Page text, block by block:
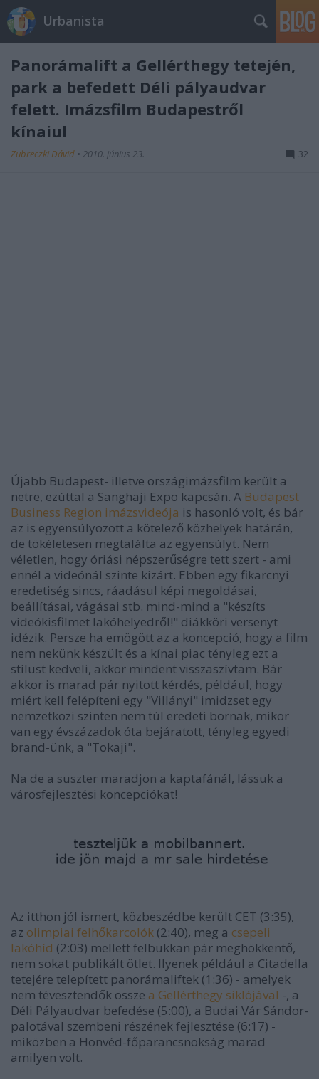
Urbanista
Panorámalift a Gellérthegy tetején,
park a befedett Déli pályaudvar
felett. Imázsfilm Budapestről
kínaiul
Zubreczki Dávid • 2010. június 23. 32
Újabb Budapest- illetve országimázsfilm került a
netre, ezúttal a Sanghaji Expo kapcsán. A Budapest
Business Region imázsvideója is hasonló volt, és bár
az is egyensúlyozott a kötelező közhelyek határán,
de tökéletesen megtalálta az egyensúlyt. Nem
véletlen, hogy óriási népszerűségre tett szert - ami
ennél a videónál szinte kizárt. Ebben egy fikarcnyi
eredetiség sincs, ráadásul képi megoldásai,
beállításai, vágásai stb. mind-mind a "készíts
videókisfilmet lakóhelyedről!" diákköri versenyt
idézik. Persze ha emögött az a koncepció, hogy a film
nem nekünk készült és a kínai piac tényleg ezt a
stílust kedveli, akkor mindent visszaszívtam. Bár
akkor is marad pár nyitott kérdés, például, hogy
miért kell felépíteni egy "Villányi" imidzset egy
nemzetközi szinten nem túl eredeti bornak, mikor
van egy évszázadok óta bejáratott, tényleg egyedi
brand-ünk, a "Tokaji".
Na de a suszter maradjon a kaptafánál, lássuk a
városfejlesztési koncepciókat!
Az itthon jól ismert, közbeszédbe került CET (3:35),
az olimpiai felhőkarcolók (2:40), meg a csepeli
lakóhíd (2:03) mellett felbukkan pár meghökkentő,
nem sokat publikált ötlet. Ilyenek például a Citadella
tetejére telepített panorámaliftek (1:36) - amelyek
nem tévesztendők össze a Gellérthegy siklójával -, a
Déli Pályaudvar befedése (5:00), a Budai Vár Sándor-
palotával szembeni részének fejlesztése (6:17) -
miközben a Honvéd-főparancsnokság marad
amilyen volt.